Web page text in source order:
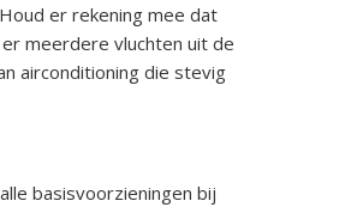
er rekening mee dat
meerdere vluchten uit de
airconditioning die stevig
basisvoorzieningen bij